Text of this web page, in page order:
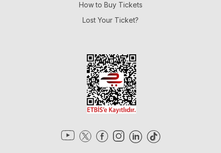
How to Buy Tickets
Lost Your Ticket?